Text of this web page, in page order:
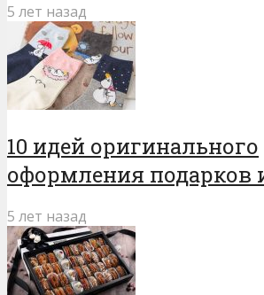
5 лет назад
10 идей оригинального
оформления подарков
5 лет назад